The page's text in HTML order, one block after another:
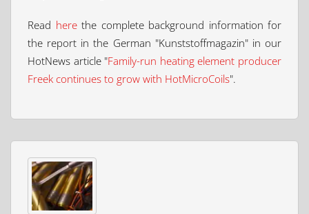
Read herethe complete background information for
the report in the German "Kunststoffmagazin" in our
HotNews article "Family-run heating element producer
Freek continues to grow with HotMicroCoils".